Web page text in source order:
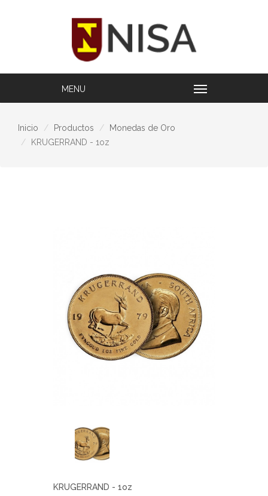
Inicio Productos
Monedas de Oro
KRUGERRAND - 1oz
KRUGERRAND - 1oz